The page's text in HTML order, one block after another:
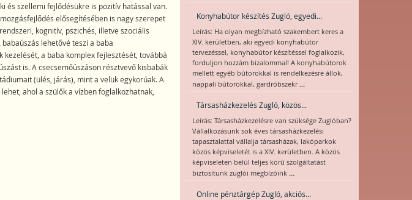
és szellemi fejlődésükre is pozitív hatással van.
elősegítésében is nagy szerepet
kognitív, pszichés, illetve szociális
lehetővé teszi a baba
kezelését, a baba komplex fejlesztését, továbbá
is. A csecsemőúszáson résztvevő kisbabák
(ülés, járás), mint a velük egykorúak. A
ahol a szülők a vízben foglalkozhatnak,
Konyhabútor készítés Zugló, egyedi...
Leírás: Ha olyan megbízható szakembert keres a
XIV. kerületben, aki egyedi konyhabútor
tervezéssel, konyhabútor készítéssel foglalkozik,
forduljon hozzám bizalommal! A konyhabútorok
mellett egyéb bútorokkal is rendelkezésre állok,
nappali bútorokkal, gardróbszekr...
Társasházkezelés Zugló, közös...
Leírás: Társasházkezelésre van szüksége Zuglóban?
Vállalkozásunk sok éves társasházkezelési
tapasztalattal vállalja társasházak, lakóparkok
közös képviseletét is a XIV. kerületben. A közös
képviseleten belül teljes körű szolgáltatást
biztosítunk zuglói megbízóink ...
Online pénztárgép Zugló, akciós...